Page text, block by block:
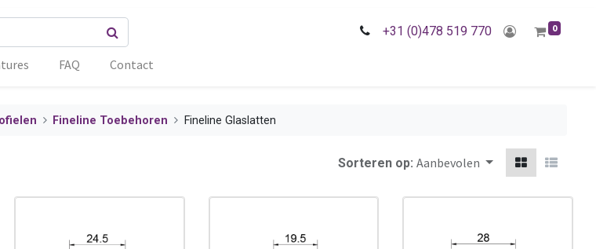
+31 (0)478 519 770 0
FAQ Contact
Fineline Toebehoren Fineline Glaslatten
Sorteren op: Aanbevolen